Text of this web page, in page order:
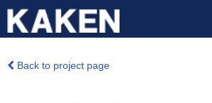
Back to project page